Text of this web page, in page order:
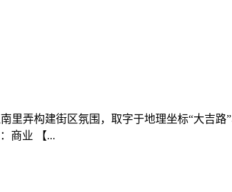
里弄构建街区氛围，取字于地理坐标“大吉
商业 【...